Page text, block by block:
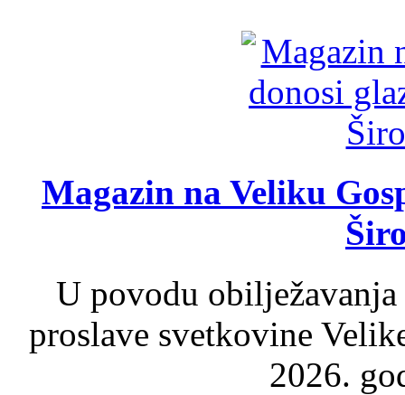
Magazin na Veliku
U povodu
proslave svetkovine
2026.